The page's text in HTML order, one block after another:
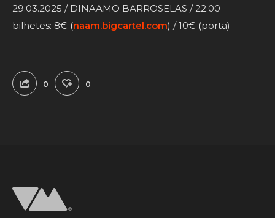
29.03.2025 / DINAAMO BARROSELAS / 22:00
bilhetes: 8€ (naam.bigcartel.com) / 10€ (porta)
0 0